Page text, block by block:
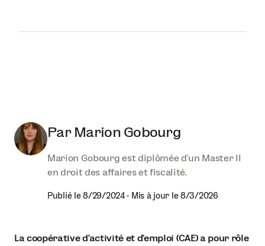
Par Marion Gobourg
Marion Gobourg est diplômée d'un Master II
en droit des affaires et fiscalité.
Publié le 8/29/2024- Mis à jour le 8/3/2026
La coopérative d’activité et d’emploi (CAE) a pour rôle